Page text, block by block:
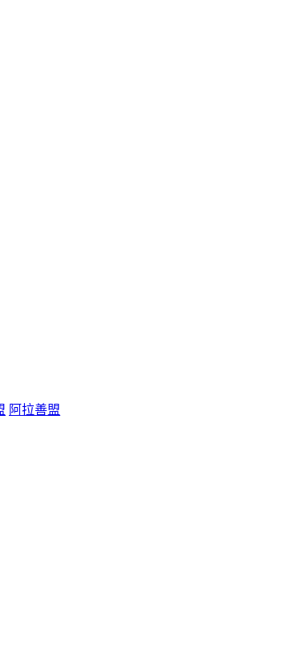
阿拉善盟